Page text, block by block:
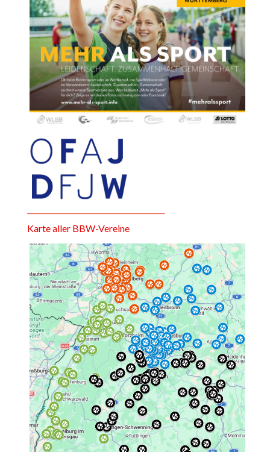
Karte aller BBW-Vereine